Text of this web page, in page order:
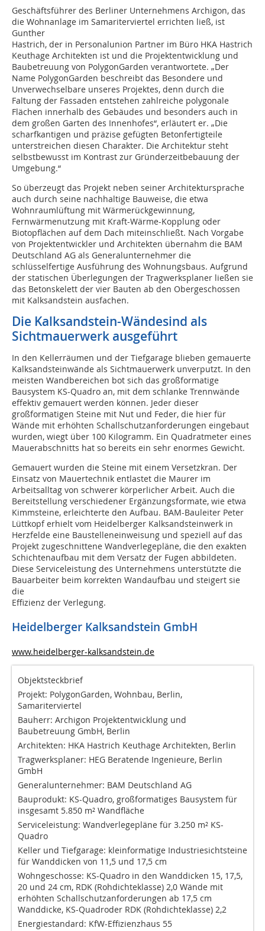
Geschäftsführer des Berliner Unternehmens Archigon, das
die Wohnanlage im Samariterviertel errichten ließ, ist
Gunther
Hastrich, der in Personalunion Partner im Büro HKA Hastrich
Keuthage Architekten ist und die Projektentwicklung und
Baubetreuung von PolygonGarden verantwortete. „Der
Name PolygonGarden beschreibt das Besondere und
Unverwechselbare unseres Projektes, denn durch die
Faltung der Fassaden entstehen zahlreiche polygonale
Flächen innerhalb des Gebäudes und besonders auch in
dem großen Garten des Innenhofes“, erläutert er. „Die
scharfkantigen und präzise gefügten Betonfertigteile
unterstreichen diesen Charakter. Die Architektur steht
selbstbewusst im Kontrast zur Gründerzeitbebauung der
Umgebung.“
So überzeugt das Projekt neben seiner Architektursprache
auch durch seine nachhaltige Bauweise, die etwa
Wohnraumlüftung mit Wärmerückgewinnung,
Fernwärmenutzung mit Kraft-Wärme-Kopplung oder
Biotopflächen auf dem Dach miteinschließt. Nach Vorgabe
von Projektentwickler und Architekten übernahm die BAM
Deutschland AG als Generalunternehmer die
schlüsselfertige Ausführung des Wohnungsbaus. Aufgrund
der statischen Überlegungen der Tragwerksplaner ließen sie
das Betonskelett der vier Bauten ab den Obergeschossen
mit Kalksandstein ausfachen.
Die Kalksandstein-Wändesind als
Sichtmauerwerk ausgeführt
In den Kellerräumen und der Tiefgarage blieben gemauerte
Kalksandsteinwände als Sichtmauerwerk unverputzt. In den
meisten Wandbereichen bot sich das großformatige
Bausystem KS-Quadro an, mit dem schlanke Trennwände
effektiv gemauert werden können. Jeder dieser
großformatigen Steine mit Nut und Feder, die hier für
Wände mit erhöhten Schallschutzanforderungen eingebaut
wurden, wiegt über 100 Kilogramm. Ein Quadratmeter eines
Mauerabschnitts hat so bereits ein sehr enormes Gewicht.
Gemauert wurden die Steine mit einem Versetzkran. Der
Einsatz von Mauertechnik entlastet die Maurer im
Arbeitsalltag von schwerer körperlicher Arbeit. Auch die
Bereitstellung verschiedener Ergänzungsformate, wie etwa
Kimmsteine, erleichterte den Aufbau. BAM-Bauleiter Peter
Lüttkopf erhielt vom Heidelberger Kalksandsteinwerk in
Herzfelde eine Baustelleneinweisung und speziell auf das
Projekt zugeschnittene Wandverlegepläne, die den exakten
Schichtenaufbau mit dem Versatz der Fugen abbildeten.
Diese Serviceleistung des Unternehmens unterstützte die
Bauarbeiter beim korrekten Wandaufbau und steigert sie
die
Effizienz der Verlegung.
Heidelberger Kalksandstein GmbH
www.heidelberger-kalksandstein.de
Objektsteckbrief
Projekt: PolygonGarden, Wohnbau, Berlin,
Samariterviertel
Bauherr: Archigon Projektentwicklung und
Baubetreuung GmbH, Berlin
Architekten: HKA Hastrich Keuthage Architekten, Berlin
Tragwerksplaner: HEG Beratende Ingenieure, Berlin
GmbH
Generalunternehmer: BAM Deutschland AG
Bauprodukt: KS-Quadro, großformatiges Bausystem für
insgesamt 5.850 m² Wandfläche
Serviceleistung: Wandverlegepläne für 3.250 m² KS-
Quadro
Keller und Tiefgarage: kleinformatige Industriesichtsteine
für Wanddicken von 11,5 und 17,5 cm
Wohngeschosse: KS-Quadro in den Wanddicken 15, 17,5,
20 und 24 cm, RDK (Rohdichteklasse) 2,0 Wände mit
erhöhten Schallschutzanforderungen ab 17,5 cm
Wanddicke, KS-Quadroder RDK (Rohdichteklasse) 2,2
Energiestandard: KfW-Effizienzhaus 55